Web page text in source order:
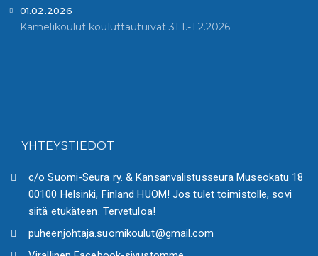
01.02.2026
Kamelikoulut kouluttautuivat 31.1.-1.2.2026
YHTEYSTIEDOT
c/o Suomi-Seura ry. & Kansanvalistusseura Museokatu 18
00100 Helsinki, Finland HUOM! Jos tulet toimistolle, sovi
siitä etukäteen. Tervetuloa!
puheenjohtaja.suomikoulut@gmail.com